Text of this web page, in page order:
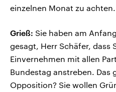
einzelnen Monat zu achten.
Grieß: Sie haben am
gesagt, Herr Schäfer, dass
Einvernehmen mit allen
Bundestag anstreben. Das
Opposition? Sie wollen